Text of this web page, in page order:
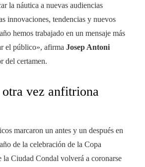
la náutica a nuevas audiencias
innovaciones, tendencias y nuevos
hemos trabajado en un mensaje más
el público», afirma Josep Antoni
del certamen.
vez anfitriona
marcaron un antes y un después en
de la celebración de la Copa
la Ciudad Condal volverá a coronarse